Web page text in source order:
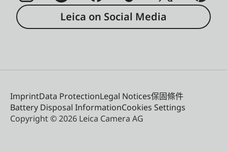
Leica on Social Media
ImprintData ProtectionLegal Notices保固條件
Battery Disposal InformationCookies Settings
Copyright © 2026 Leica Camera AG